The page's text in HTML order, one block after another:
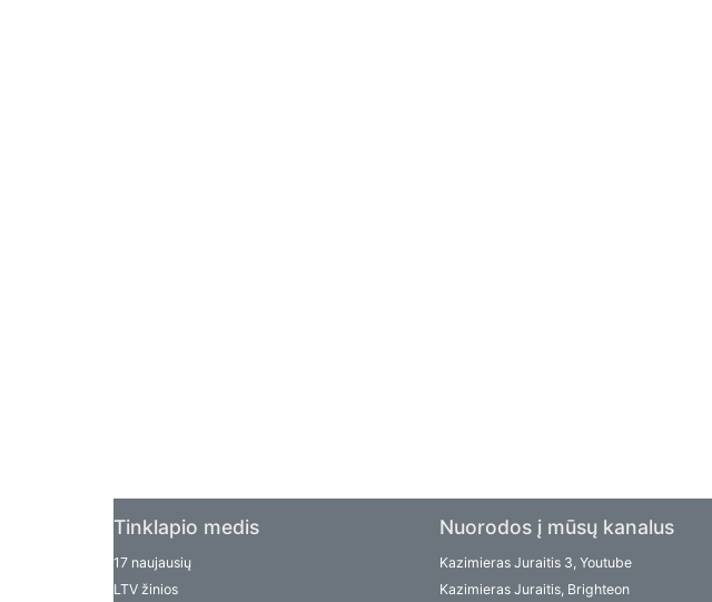
Tinklapio medis
17 naujausių
LTV žinios
Nuorodos į mūsų kanalus
Kazimieras Juraitis 3, Youtube
Kazimieras Juraitis, Brighteon